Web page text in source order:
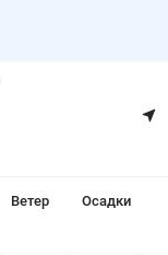
Ветер Осадки